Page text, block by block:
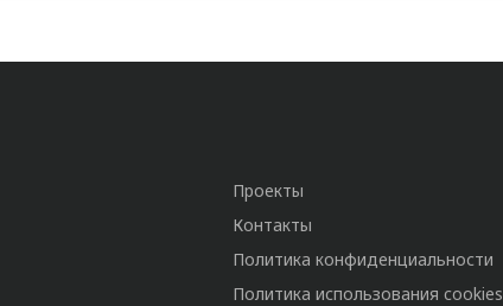
Проекты
Контакты
Политика конфиденциальности
Политика использования cookies